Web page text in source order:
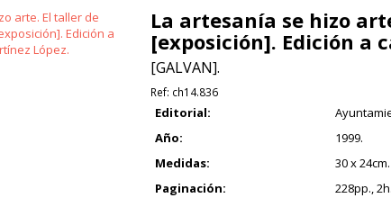
La artesanía se hizo
[exposición]. Edición a
[GALVAN].
Ref: ch14.836
Editorial:
Año:
1999.
Medidas:
30 x 24cm.
Paginación:
228pp., 2h.